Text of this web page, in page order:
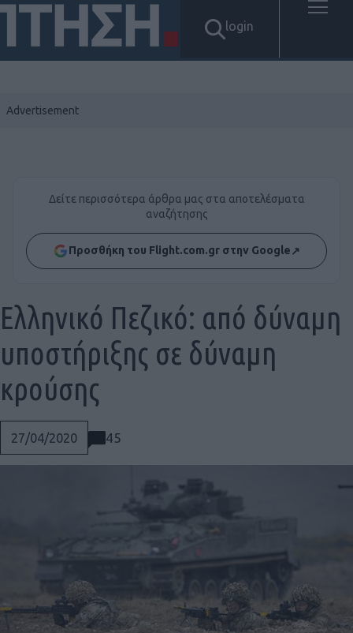
login
Δείτε περισσότερα άρθρα μας στα αποτελέσματα
αναζήτησης
Προσθήκη του Flight.com.gr στην Google↗
27/04/2020 45
Ελληνικό Πεζικό: από δύναμη
υποστήριξης σε δύναμη
κρούσης